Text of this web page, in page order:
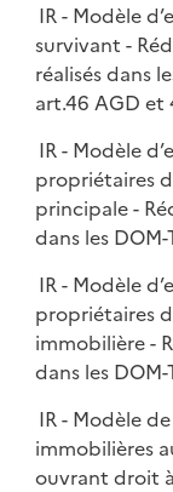
IR - Modèle
survivant -
réalisés dans
art.46 AGD et
IR - Modèle
propriétaires
principale -
dans les
IR - Modèle
propriétaires
immobilière -
dans les
IR - Modèle
immobilières
ouvrant droit